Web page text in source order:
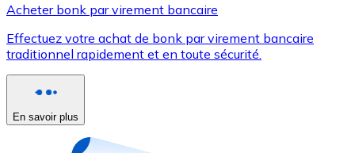
Utilisez les cartes Visa et Mastercard pour acheter
Acheter avec carte
Nouveau
Acheter bonk par virement bancaire
Effectuez votre achat de bonk par virement bancaire
traditionnel rapidement et en toute sécurité.
En savoir plus